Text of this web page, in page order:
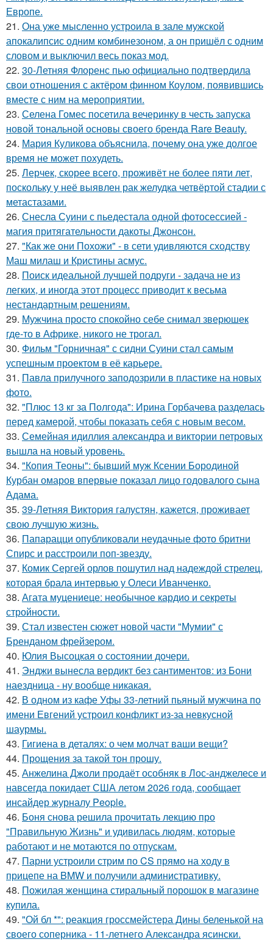
Европе.
21. Она уже мысленно устроила в зале мужской
апокалипсис одним комбинезоном, а он пришёл с одним
словом и выключил весь показ мод.
22. 30-Летняя Флоренс пью официально подтвердила
свои отношения с актёром финном Коулом, появившись
вместе с ним на мероприятии.
23. Селена Гомес посетила вечеринку в честь запуска
новой тональной основы своего бренда Rare Beauty.
24. Мария Куликова объяснила, почему она уже долгое
время не может похудеть.
25. Лерчек, скорее всего, проживёт не более пяти лет,
поскольку у неё выявлен рак желудка четвёртой стадии с
метастазами.
26. Снесла Суини с пьедестала одной фотосессией -
магия притягательности дакоты Джонсон.
27. "Как же они Похожи" - в сети удивляются сходству
Маш милаш и Кристины асмус.
28. Поиск идеальной лучшей подруги - задача не из
легких, и иногда этот процесс приводит к весьма
нестандартным решениям.
29. Мужчина просто спокойно себе снимал зверюшек
где-то в Африке, никого не трогал.
30. Фильм "Горничная" с сидни Суини стал самым
успешным проектом в её карьере.
31. Павла прилучного заподозрили в пластике на новых
фото.
32. "Плюс 13 кг за Полгода": Ирина Горбачева разделась
перед камерой, чтобы показать себя с новым весом.
33. Семейная идиллия александра и виктории петровых
вышла на новый уровень.
34. "Копия Теоны": бывший муж Ксении Бородиной
Курбан омаров впервые показал лицо годовалого сына
Адама.
35. 39-Летняя Виктория галустян, кажется, проживает
свою лучшую жизнь.
36. Папарацци опубликовали неудачные фото бритни
Спирс и расстроили поп-звезду.
37. Комик Сергей орлов пошутил над надеждой стрелец,
которая брала интервью у Олеси Иванченко.
38. Агата муцениеце: необычное кардио и секреты
стройности.
39. Стал известен сюжет новой части "Мумии" с
Бренданом фрейзером.
40. Юлия Высоцкая о состоянии дочери.
41. Энджи вынесла вердикт без сантиментов: из Бони
наездница - ну вообще никакая.
42. В одном из кафе Уфы 33-летний пьяный мужчина по
имени Евгений устроил конфликт из-за невкусной
шаурмы.
43. Гигиена в деталях: о чем молчат ваши вещи?
44. Прощения за такой тон прошу.
45. Анжелина Джоли продаёт особняк в Лос-анджелесе и
навсегда покидает США летом 2026 года, сообщает
инсайдер журналу People.
46. Боня снова решила прочитать лекцию про
"Правильную Жизнь" и удивилась людям, которые
работают и не мотаются по отпускам.
47. Парни устроили стрим по CS прямо на ходу в
прицепе на BMW и получили административку.
48. Пожилая женщина стиральный порошок в магазине
купила.
49. "Ой бл *": реакция гроссмейстера Дины беленькой на
своего соперника - 11-летнего Александра ясински.